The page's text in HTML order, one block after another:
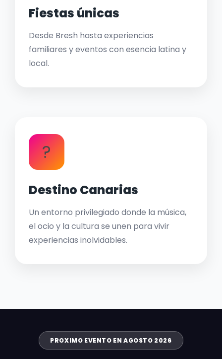
Fiestas únicas
Desde Bresh hasta experiencias
familiares y eventos con esencia latina y
local.
?
Destino Canarias
Un entorno privilegiado donde la música,
el ocio y la cultura se unen para vivir
experiencias inolvidables.
PROXIMO EVENTO EN AGOSTO 2026